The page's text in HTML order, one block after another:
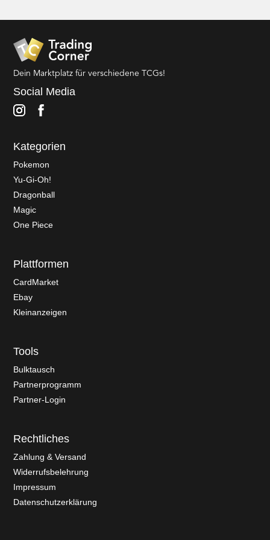
Dein Marktplatz für verschiedene TCGs!
Social Media
Kategorien
Pokemon
Yu-Gi-Oh!
Dragonball
Magic
One Piece
Plattformen
CardMarket
Ebay
Kleinanzeigen
Tools
Bulktausch
Partnerprogramm
Partner-Login
Rechtliches
Zahlung & Versand
Widerrufsbelehrung
Impressum
Datenschutzerklärung